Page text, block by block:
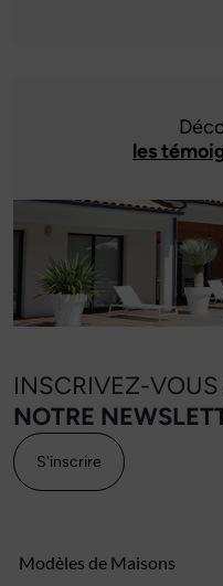
les
INSCRIVEZ-
NOTRE
S'inscrire
Modèles de Maisons